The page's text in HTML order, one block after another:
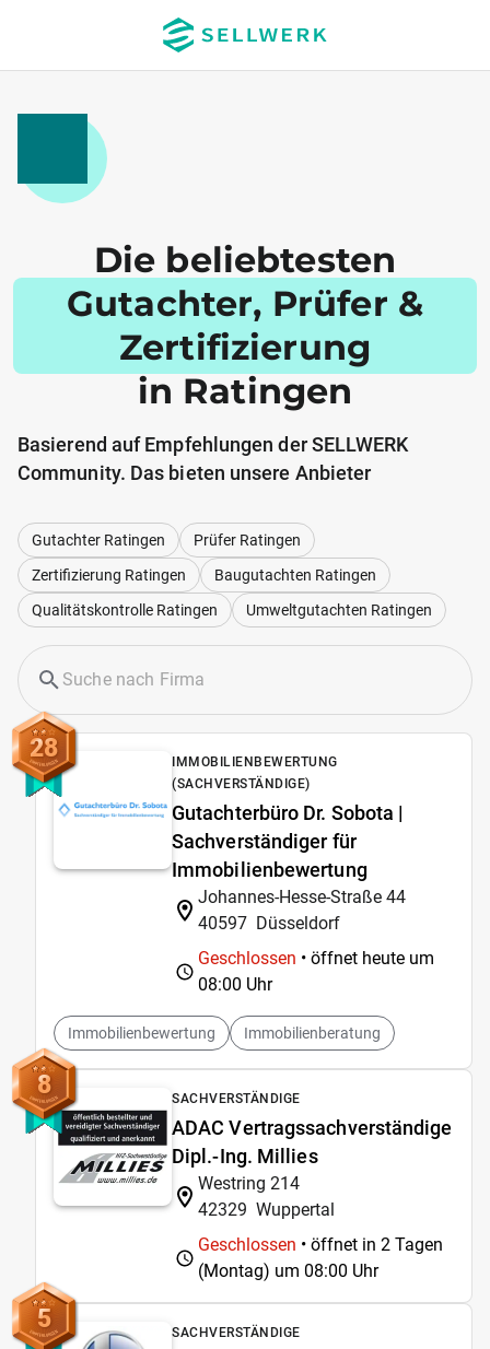
Die beliebtesten
Gutachter, Prüfer &
Zertifizierung
in Ratingen
Basierend auf Empfehlungen der SELLWERK
Community. Das bieten unsere Anbieter
Gutachter Ratingen
Prüfer Ratingen
Zertifizierung Ratingen
Baugutachten Ratingen
Qualitätskontrolle Ratingen
Umweltgutachten Ratingen
28
IMMOBILIENBEWERTUNG
(SACHVERSTÄNDIGE)
Gutachterbüro Dr. Sobota |
Sachverständiger für
Immobilienbewertung
Johannes-Hesse-Straße 44
40597 Düsseldorf
Geschlossen • öffnet heute um
08:00 Uhr
Immobilienbewertung Immobilienberatung
8 SACHVERSTÄNDIGE
ADAC Vertragssachverständige
Dipl.-Ing. Millies
Westring 214
42329 Wuppertal
Geschlossen • öffnet in 2 Tagen
(Montag) um 08:00 Uhr
5 SACHVERSTÄNDIGE